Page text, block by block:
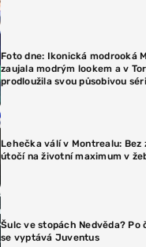
Foto dne: Ikonická modrooká
zaujala modrým lookem a v
prodloužila svou působivou
Lehečka válí v Montrealu:
útočí na životní maximum v
Šulc ve stopách Nedvěda? Po
se vyptává Juventus